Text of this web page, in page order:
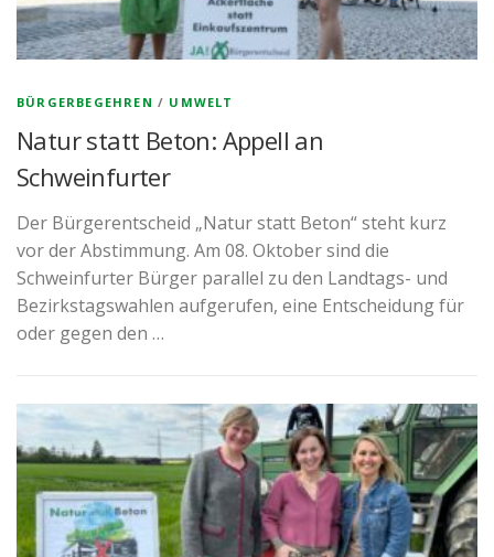
BÜRGERBEGEHREN / UMWELT
Natur statt Beton: Appell an
Schweinfurter
Der Bürgerentscheid „Natur statt Beton“ steht kurz
vor der Abstimmung. Am 08. Oktober sind die
Schweinfurter Bürger parallel zu den Landtags- und
Bezirkstagswahlen aufgerufen, eine Entscheidung für
oder gegen den …